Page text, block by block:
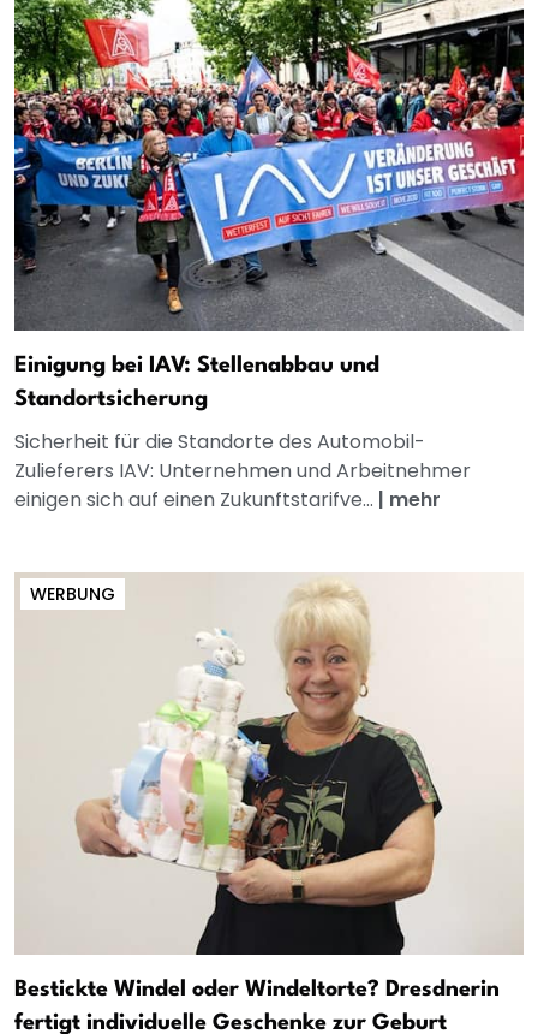
Einigung bei IAV: Stellenabbau und
Standortsicherung
Sicherheit für die Standorte des Automobil-
Zulieferers IAV: Unternehmen und Arbeitnehmer
einigen sich auf einen Zukunftstarifve... | mehr
WERBUNG
Bestickte Windel oder Windeltorte? Dresdnerin
fertigt individuelle Geschenke zur Geburt